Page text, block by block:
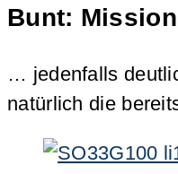
Bunt:
… jedenfalls
natürlich die